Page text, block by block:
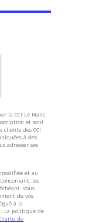
la CCI Le Mans
et sont
clients des CCI
à des
adresser ses
et au
les
Vous
de vos
à la
. La politique de
de